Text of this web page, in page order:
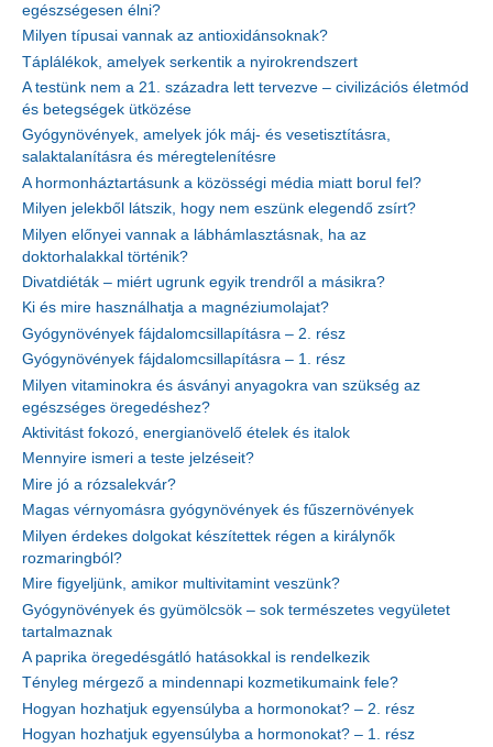
egészségesen élni?
Milyen típusai vannak az antioxidánsoknak?
Táplálékok, amelyek serkentik a nyirokrendszert
A testünk nem a 21. századra lett tervezve – civilizációs életmód
és betegségek ütközése
Gyógynövények, amelyek jók máj- és vesetisztításra,
salaktalanításra és méregtelenítésre
A hormonháztartásunk a közösségi média miatt borul fel?
Milyen jelekből látszik, hogy nem eszünk elegendő zsírt?
Milyen előnyei vannak a lábhámlasztásnak, ha az
doktorhalakkal történik?
Divatdiéták – miért ugrunk egyik trendről a másikra?
Ki és mire használhatja a magnéziumolajat?
Gyógynövények fájdalomcsillapításra – 2. rész
Gyógynövények fájdalomcsillapításra – 1. rész
Milyen vitaminokra és ásványi anyagokra van szükség az
egészséges öregedéshez?
Aktivitást fokozó, energianövelő ételek és italok
Mennyire ismeri a teste jelzéseit?
Mire jó a rózsalekvár?
Magas vérnyomásra gyógynövények és fűszernövények
Milyen érdekes dolgokat készítettek régen a királynők
rozmaringból?
Mire figyeljünk, amikor multivitamint veszünk?
Gyógynövények és gyümölcsök – sok természetes vegyületet
tartalmaznak
A paprika öregedésgátló hatásokkal is rendelkezik
Tényleg mérgező a mindennapi kozmetikumaink fele?
Hogyan hozhatjuk egyensúlyba a hormonokat? – 2. rész
Hogyan hozhatjuk egyensúlyba a hormonokat? – 1. rész